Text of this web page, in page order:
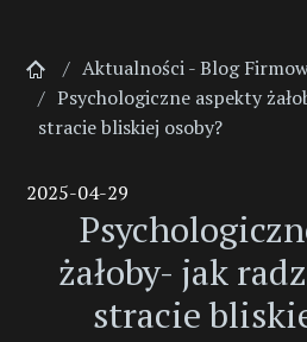
Aktualności - Blog
Psychologiczne aspekty
stracie bliskiej osoby?
2025-04-29
żałoby- jak
stracie